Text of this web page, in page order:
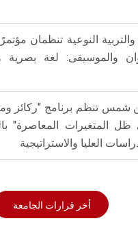
والتربية النوعية تنظمان
والموسيقى: لغة
شمس تنظم برنامج "ركائز
المتغيرات المعاصرة"
العليا والاستراتيجية
أخر قرارات الجامعة